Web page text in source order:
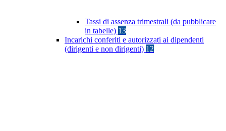
Tassi di assenza trimestrali (da pubblicare
in tabelle) 13
Incarichi conferiti e autorizzati ai dipendenti
(dirigenti e non dirigenti) 12